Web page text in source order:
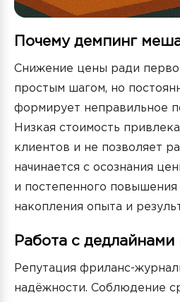
Почему демпинг
Снижение цены ради
простым шагом, но
формирует неправильное
Низкая стоимость
клиентов и не позволяет
начинается с осознания
и постепенного
накопления опыта и
Работа с
Репутация фриланс-
надёжности. Соблюдение